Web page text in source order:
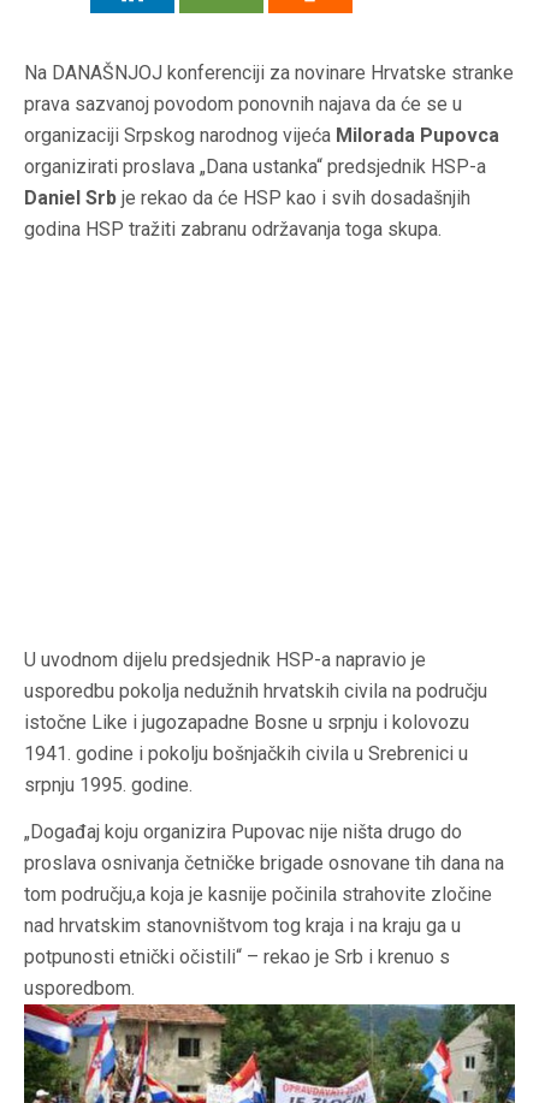
Na DANAŠNJOJ konferenciji za novinare Hrvatske stranke
prava sazvanoj povodom ponovnih najava da će se u
organizaciji Srpskog narodnog vijeća Milorada Pupovca
organizirati proslava „Dana ustanka“ predsjednik HSP-a
Daniel Srb je rekao da će HSP kao i svih dosadašnjih
godina HSP tražiti zabranu održavanja toga skupa.
U uvodnom dijelu predsjednik HSP-a napravio je
usporedbu pokolja nedužnih hrvatskih civila na području
istočne Like i jugozapadne Bosne u srpnju i kolovozu
1941. godine i pokolju bošnjačkih civila u Srebrenici u
srpnju 1995. godine.
„Događaj koju organizira Pupovac nije ništa drugo do
proslava osnivanja četničke brigade osnovane tih dana na
tom području,a koja je kasnije počinila strahovite zločine
nad hrvatskim stanovništvom tog kraja i na kraju ga u
potpunosti etnički očistili“ – rekao je Srb i krenuo s
usporedbom.